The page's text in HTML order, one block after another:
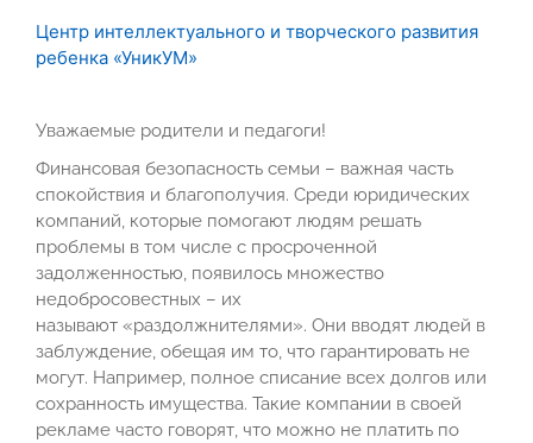
Центр интеллектуального и творческого развития
ребенка «УникУМ»
Уважаемые родители и педагоги!
Финансовая безопасность семьи – важная часть
спокойствия и благополучия. Среди юридических
компаний, которые помогают людям решать
проблемы в том числе с просроченной
задолженностью, появилось множество
недобросовестных – их
называют «раздолжнителями». Они вводят людей в
заблуждение, обещая им то, что гарантировать не
могут. Например, полное списание всех долгов или
сохранность имущества. Такие компании в своей
рекламе часто говорят, что можно не платить по